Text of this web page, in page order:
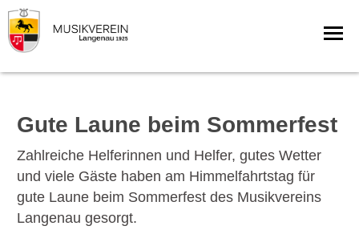
Gute Laune beim Sommerfest
Zahlreiche Helferinnen und Helfer, gutes Wetter
und viele Gäste haben am Himmelfahrtstag für
gute Laune beim Sommerfest des Musikvereins
Langenau gesorgt.